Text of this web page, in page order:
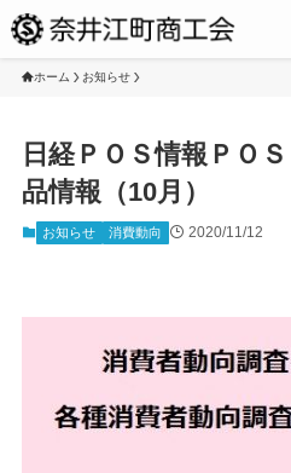
ホーム お知らせ
日経ＰＯＳ情報ＰＯ
品情報（10月）
お知らせ 消費動向 2020/11/12